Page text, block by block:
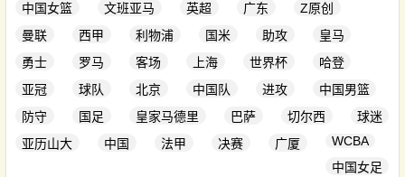
中国女篮
文班亚马 英超 广东
Z原创
曼联
西甲 利物浦 国米 助攻
皇马
勇士
罗马 客场 上海 世界杯
哈登
亚冠
球队 北京 中国队 进攻
中国男篮
防守
国足 皇家马德里 巴萨 切尔西
球迷
亚历山大
中国 法甲 决赛 广厦
WCBA
中国女足